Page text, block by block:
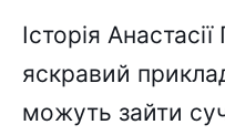
Історія
яскравий
можуть зайти